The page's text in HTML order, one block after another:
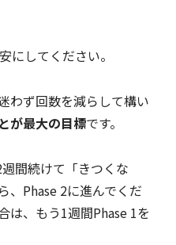
にしてください。
わず回数を減らして構い
が最大の目標です。
週間続けて「きつくな
、Phase 2に進んでくだ
は、もう1週間Phase 1を